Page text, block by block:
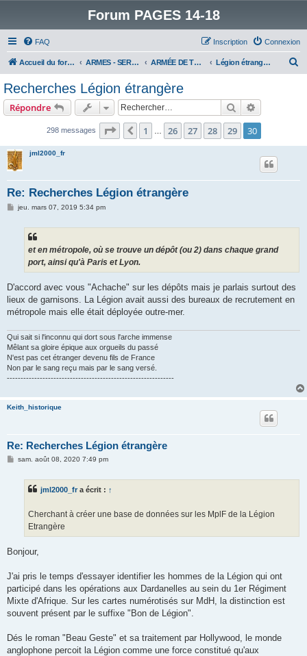
Forum PAGES 14-18
FAQ Connexion
Inscription
Accueil du forum ARMES - SERVICES - UNITES : historiques & discussions ARMÉE DE TERRE Légion étrangère
Recherches Légion étrangère
Répondre Rechercher
298 messages Page 30 sur 30
Précédent
1 26 27 28 29 30
jml2000_fr
Re: Recherches Légion étrangère
Mjeu. mars 07, 2019 5:34 pm
et en métropole, où se trouve un dépôt (ou 2) dans chaque grand
port, ainsi qu'à Paris et Lyon.
D'accord avec vous "Achache" sur les dépôts mais je parlais surtout des
lieux de garnisons. La Légion avait aussi des bureaux de recrutement en
métropole mais elle était déployée outre-mer.
Qui sait si l'inconnu qui dort sous l'arche immense
Mêlant sa gloire épique aux orgueils du passé
N'est pas cet étranger devenu fils de France
Non par le sang reçu mais par le sang versé.
-------------------------------------------------------------
Keith_historique
Re: Recherches Légion étrangère
Msam. août 08, 2020 7:49 pm
jml2000_fr a écrit : ↑
Cherchant à créer une base de données sur les MplF de la Légion
Etrangère
Bonjour,
J'ai pris le temps d'essayer identifier les hommes de la Légion qui ont
participé dans les opérations aux Dardanelles au sein du 1er Régiment
Mixte d'Afrique. Sur les cartes numérotisés sur MdH, la distinction est
souvent présent par le suffixe "Bon de Légion".
Dés le roman "Beau Geste" et sa traitement par Hollywood, le monde
anglophone percoit la Légion comme une force constitué qu'aux